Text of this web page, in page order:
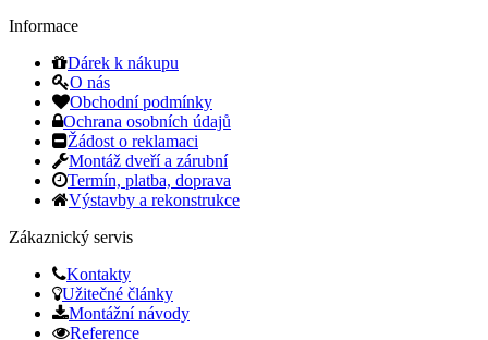
Informace
Dárek k nákupu
O nás
Obchodní podmínky
Ochrana osobních údajů
Žádost o reklamaci
Montáž dveří a zárubní
Termín, platba, doprava
Výstavby a rekonstrukce
Zákaznický servis
Kontakty
Užitečné články
Montážní návody
Reference